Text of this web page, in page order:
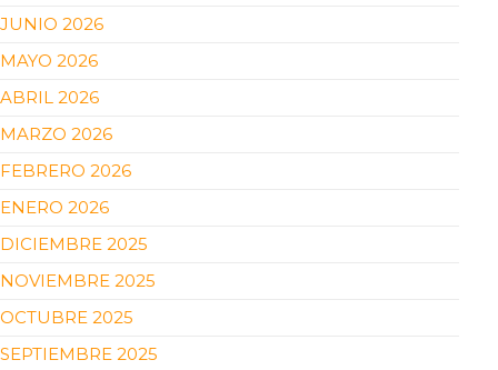
JUNIO 2026
MAYO 2026
ABRIL 2026
MARZO 2026
FEBRERO 2026
ENERO 2026
DICIEMBRE 2025
NOVIEMBRE 2025
OCTUBRE 2025
SEPTIEMBRE 2025